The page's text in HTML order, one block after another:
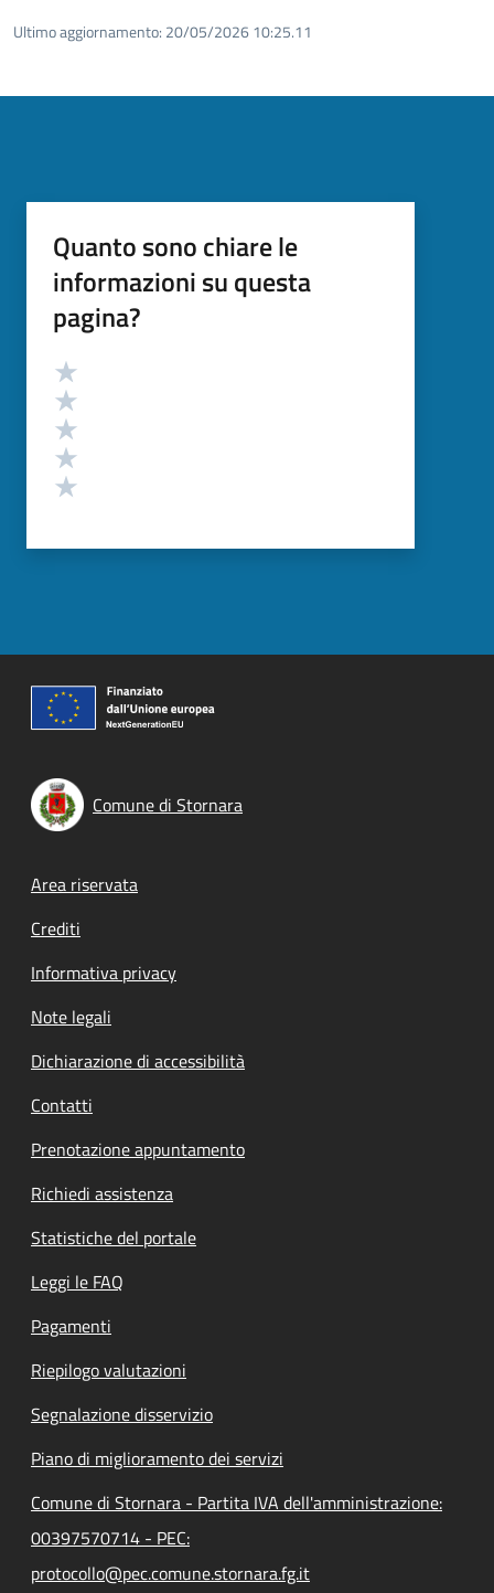
Ultimo aggiornamento: 20/05/2026 10:25.11
Quanto sono chiare le
informazioni su questa
pagina?
Valutazione
Comune di Stornara
Footer menu
Area riservata
Crediti
Informativa privacy
Note legali
Dichiarazione di accessibilità
Contatti
Prenotazione appuntamento
Richiedi assistenza
Statistiche del portale
Leggi le FAQ
Pagamenti
Riepilogo valutazioni
Segnalazione disservizio
Piano di miglioramento dei servizi
Comune di Stornara - Partita IVA dell'amministrazione:
00397570714 - PEC:
protocollo@pec.comune.stornara.fg.it